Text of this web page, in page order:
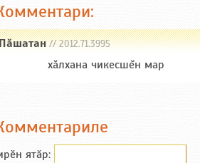
// 2012.71.3995
хăлхана чикесшĕн мар
ятӑp: